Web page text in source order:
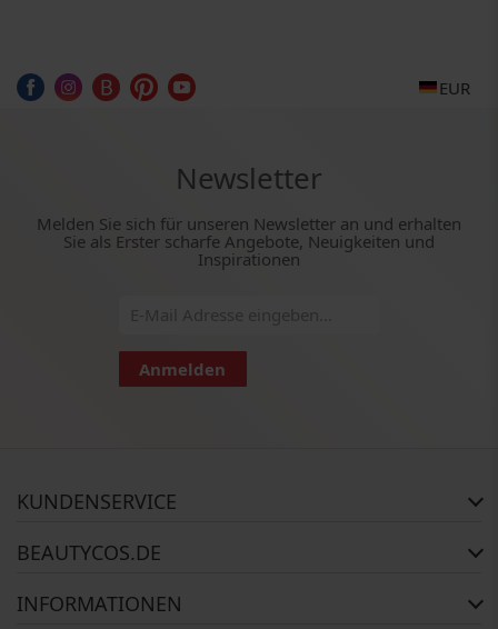
EUR
Newsletter
Melden Sie sich für unseren Newsletter an und erhalten
Sie als Erster scharfe Angebote, Neuigkeiten und
Inspirationen
Anmelden
KUNDENSERVICE
Reklamationsrecht
BEAUTYCOS.DE
INFORMATIONEN